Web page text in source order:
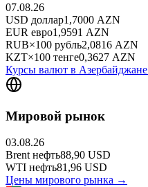
07.08.26
USD доллар1,7000 AZN
EUR евро1,9591 AZN
RUB×100 рубль2,0816 AZN
KZT×100 тенге0,3627 AZN
Курсы валют в Азербайджане
Мировой рынок
03.08.26
Brent нефть88,90 USD
WTI нефть81,96 USD
Цены мирового рынка →